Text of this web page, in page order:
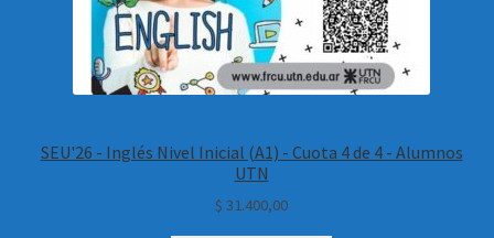
SEU'26 - Inglés Nivel Inicial (A1) - Cuota 4 de 4 - Alumnos
UTN
$ 31.400,00